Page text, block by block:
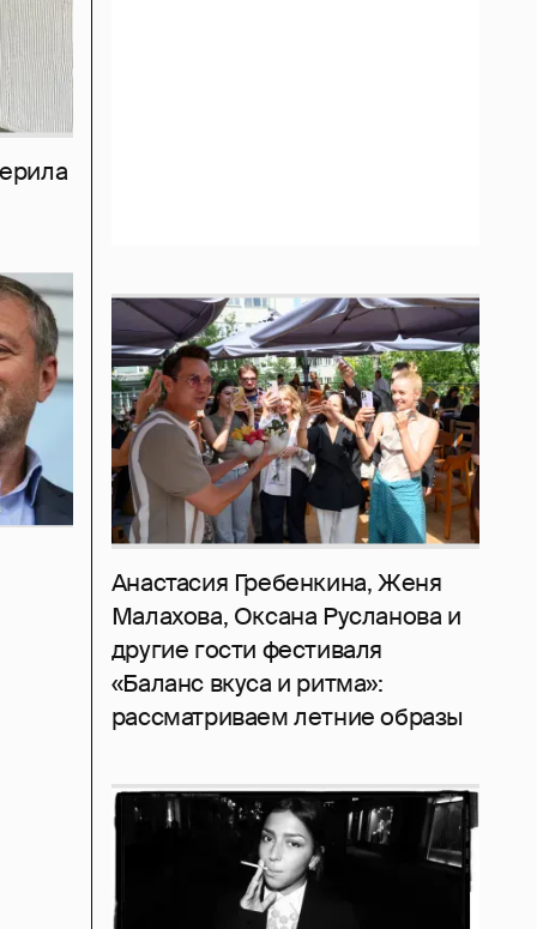
Анастасия Гребенкина, Женя
Малахова, Оксана Русланова и
другие гости фестиваля
«Баланс вкуса и ритма»:
рассматриваем летние образы